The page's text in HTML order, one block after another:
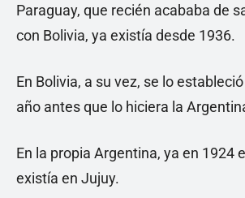
Paraguay, que recién acababa de
con Bolivia, ya existía desde 1936.
En Bolivia, a su vez, se lo
año antes que lo hiciera la
En la propia Argentina, ya en 1924
existía en Jujuy.